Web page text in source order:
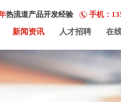
手机：
热流道产品开发经验
新闻资讯 人才招聘 在